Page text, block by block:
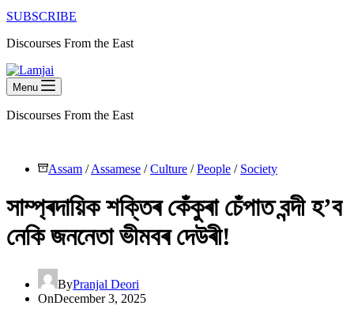
SUBSCRIBE
Discourses From the East
Menu
Discourses From the East
Assam /Assamese /Culture /People / Society
সাম্প্ৰদায়িক শক্তিৰ কেঁকুৰা চেঁপাত বন্দী হ’ব
নেকি জননেতা ভীমবৰ দেউৰী!
ByPranjal Deori
OnDecember 3, 2025